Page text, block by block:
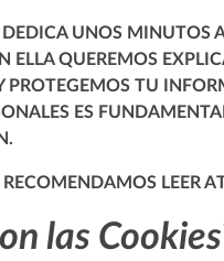
UNOS MINUTOS
ELLA QUEREMOS
PROTEGEMOS TU
ES
LEER
las